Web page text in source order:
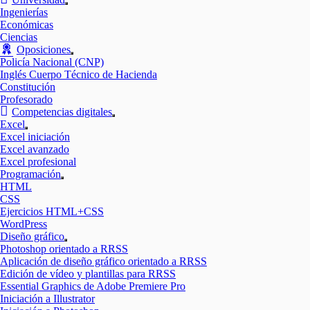
Mostrar
Ingenierías
Económicas
Ciencias
Oposiciones
Mostrar
el
submenú
Policía Nacional (CNP)
Inglés Cuerpo Técnico de Hacienda
Constitución
Profesorado
Competencias digitales
Mostrar
Excel
Mostrar
el
submenú
Excel iniciación
Excel avanzado
Excel profesional
Programación
Mostrar
HTML
CSS
Ejercicios HTML+CSS
WordPress
Diseño gráfico
Mostrar
el
submenú
Photoshop orientado a RRSS
Aplicación de diseño gráfico orientado a RRSS
Edición de vídeo y plantillas para RRSS
Essential Graphics de Adobe Premiere Pro
Iniciación a Illustrator